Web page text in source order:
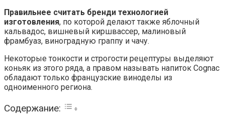
Правильнее считать бренди технологией
изготовления, по которой делают также яблочный
кальвадос, вишневый киршвассер, малиновый
фрамбуаз, виноградную граппу и чачу.
Некоторые тонкости и строгости рецептуры выделяют
коньяк из этого ряда, а правом называть напиток Cognac
обладают только французские виноделы из
одноименного региона.
Содержание: